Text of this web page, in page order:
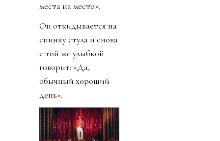
места на место».
Он откидывается на
спинку стула и снова
с той же улыбкой
говорит: «Да,
обычный хороший
день».